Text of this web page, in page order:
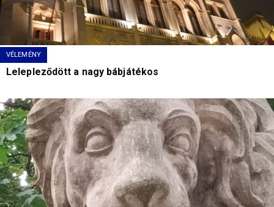
VÉLEMÉNY
Lelepleződött a nagy bábjátékos